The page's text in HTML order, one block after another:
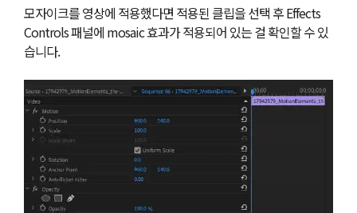
모자이크를 영상에 적용했다면 적용된 클립을 선택 후 Effects
Controls 패널에 mosaic 효과가 적용되어 있는 걸 확인할 수 있
습니다.